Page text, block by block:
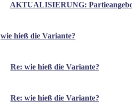
AKTUALISIERUNG:
wie hieß die Variante?
Re: wie hieß die Variante?
Re: wie hieß die Variante?